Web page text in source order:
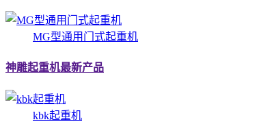
MG型通用门式起重机
神雕起重机最新产品
kbk起重机